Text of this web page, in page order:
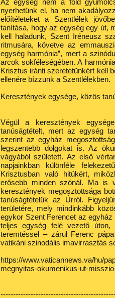
Az egység nem a föld
nyerhetünk el, ha nem
előítéleteket a Szentlélek
tanítása, hogy az egység egy út,
kell haladunk, Szent Iréneusz
ritmusára, követve az
egység harmónia”, mert a
arcok sokféleségében. A
Krisztus iránti szeretetünkért kell
ellenére bízzunk a Szentlélekben.
Keresztények egysége, közös
Végül a keresztények
tanúságtételt, mert az egység
szerint az egyház
legszentebb dolgokat is. Az
vágyából született. Az első
napjainkban különféle
Krisztusban való hitükért,
erősebb minden szónál. Ma
keresztények megosztottsága
tanúságtételük az Úrról.
területére, mely mindinkább
egykor Szent Ferencet az
teljes egység felé vezető
teremtéssel – zárul Ferenc
vatikáni szinodális imavirrasztás
https://www.vaticannews.va/hu/
megnyitas-okumenikus-ut-